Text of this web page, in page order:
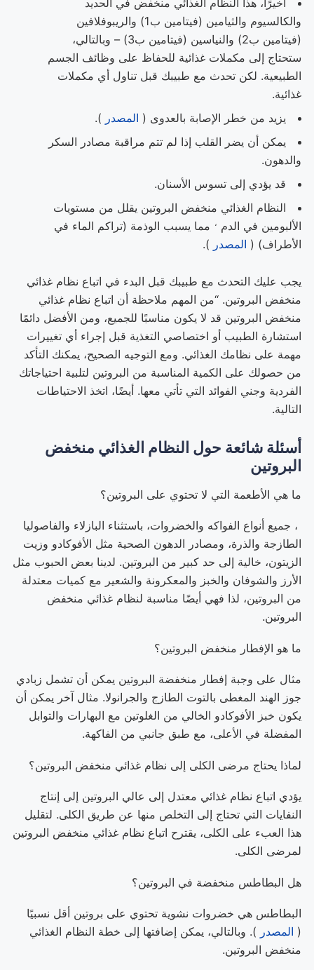
والكالسيوم والثيامين (فيتامين ب1) والريبوفلافين
(فيتامين ب2) والنياسين (فيتامين ب3) – وبالتالي،
ستحتاج إلى مكملات غذائية للحفاظ على وظائف الجسم
الطبيعية. لكن تحدث مع طبيبك قبل تناول أي مكملات
غذائية.
يزيد من خطر الإصابة بالعدوى ( المصدر ).
يمكن أن يضر القلب إذا لم تتم مراقبة مصادر السكر
والدهون.
قد يؤدي إلى تسوس الأسنان.
النظام الغذائي منخفض البروتين يقلل من مستويات
الألبومين في الدم ،
مما يسبب الوذمة (تراكم الماء في
الأطراف) ( المصدر ).
يجب عليك التحدث مع طبيبك قبل البدء في اتباع نظام غذائي
منخفض البروتين. “من المهم ملاحظة أن اتباع نظام غذائي
منخفض البروتين قد لا يكون مناسبًا للجميع، ومن الأفضل دائمًا
استشارة الطبيب أو اختصاصي التغذية قبل إجراء أي تغييرات
مهمة على نظامك الغذائي. ومع التوجيه الصحيح، يمكنك التأكد
من حصولك على الكمية المناسبة من البروتين لتلبية احتياجاتك
الفردية وجني الفوائد التي تأتي معها. أيضًا، اتخذ الاحتياطات
التالية.
أسئلة شائعة حول النظام الغذائي منخفض
البروتين
ما هي الأطعمة التي لا تحتوي على البروتين؟
، جميع أنواع الفواكه والخضروات، باستثناء البازلاء والفاصوليا
الطازجة والذرة، ومصادر الدهون الصحية مثل الأفوكادو وزيت
الزيتون، خالية إلى حد كبير من البروتين. لدينا بعض الحبوب مثل
الأرز والشوفان والخبز والمعكرونة والشعير مع كميات معتدلة
من البروتين، لذا فهي أيضًا مناسبة لنظام غذائي منخفض
البروتين.
ما هو الإفطار منخفض البروتين؟
مثال على وجبة إفطار منخفضة البروتين يمكن أن تشمل زبادي
جوز الهند المغطى بالتوت الطازج والجرانولا. مثال آخر يمكن أن
يكون خبز الأفوكادو الخالي من الغلوتين مع البهارات والتوابل
المفضلة في الأعلى، مع طبق جانبي من الفاكهة.
لماذا يحتاج مرضى الكلى إلى نظام غذائي منخفض البروتين؟
يؤدي اتباع نظام غذائي معتدل إلى عالي البروتين إلى إنتاج
النفايات التي تحتاج إلى التخلص منها عن طريق الكلى. لتقليل
هذا العبء على الكلى، يقترح اتباع نظام غذائي منخفض البروتين
لمرضى الكلى.
هل البطاطس منخفضة في البروتين؟
البطاطس هي خضروات نشوية تحتوي على بروتين أقل نسبيًا
( المصدر ). وبالتالي، يمكن إضافتها إلى خطة النظام الغذائي
منخفض البروتين.